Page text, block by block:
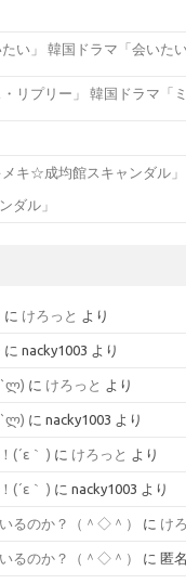
韓国ドラマ「会いたい
韓国ドラマ「
ダル」
に けろっと より
に nacky1003 より
⁠`⁠ლ⁠) に けろっと より
⁠`⁠ლ⁠) に nacky1003 より
(´ε｀ ) に けろっと より
(´ε｀ ) に nacky1003 より
るのか？（＾◇＾） に け
るのか？（＾◇＾） に 匿名